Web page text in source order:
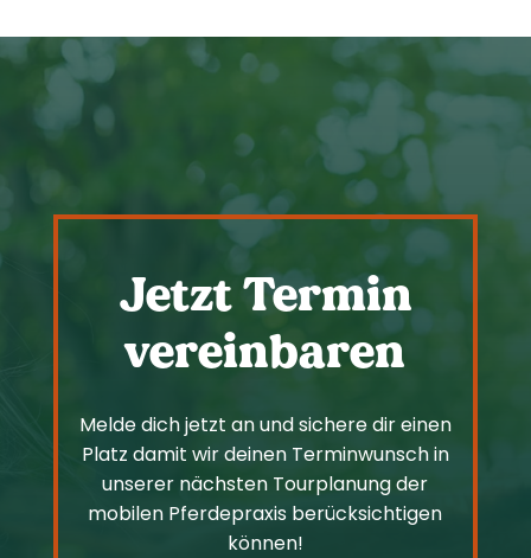
Jetzt Termin
vereinbaren
Melde dich jetzt an und sichere dir einen
Platz damit wir deinen Terminwunsch in
unserer nächsten Tourplanung der
mobilen Pferdepraxis berücksichtigen
können!